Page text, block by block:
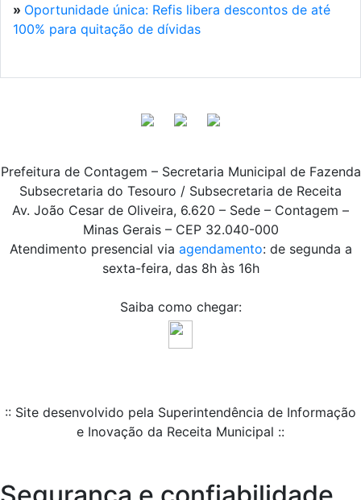
» Oportunidade única: Refis libera descontos de até
100% para quitação de dívidas
Prefeitura de Contagem – Secretaria Municipal de Fazenda
Subsecretaria do Tesouro / Subsecretaria de Receita
Av. João Cesar de Oliveira, 6.620 – Sede – Contagem –
Minas Gerais – CEP 32.040-000
Atendimento presencial via agendamento: de segunda a
sexta-feira, das 8h às 16h
Saiba como chegar:
:: Site desenvolvido pela Superintendência de Informação
e Inovação da Receita Municipal ::